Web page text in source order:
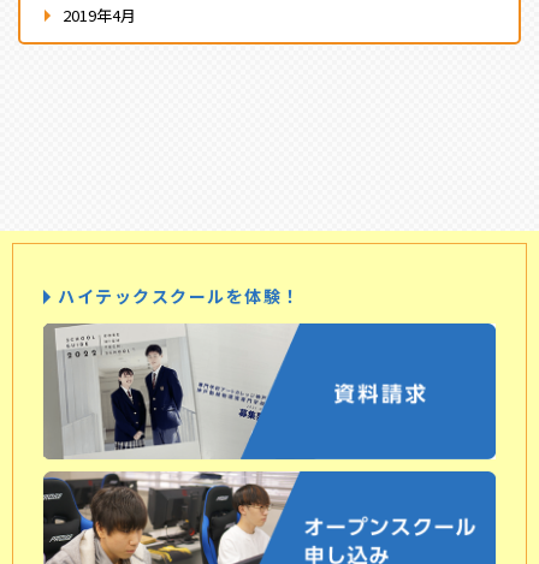
2019年4月
ハイテックスクールを体験！